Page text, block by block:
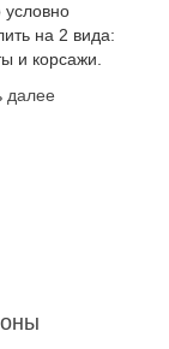
на 2 вида:
и корсажи.
далее